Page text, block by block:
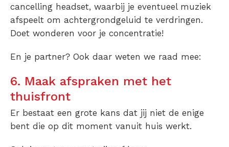
cancelling headset, waarbij je eventueel muziek
afspeelt om achtergrondgeluid te verdringen.
Doet wonderen voor je concentratie!
En je partner? Ook daar weten we raad mee:
6. Maak afspraken met het
thuisfront
Er bestaat een grote kans dat jij niet de enige
bent die op dit moment vanuit huis werkt.